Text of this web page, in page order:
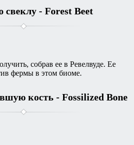
свеклу - Forest Beet
собрав ее в Ревелвуде. Ее
фермы в этом биоме.
кость - Fossilized Bone